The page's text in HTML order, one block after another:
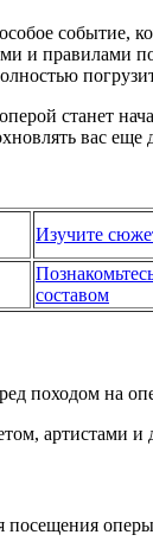
событие,
и правилами
станет
вас еще
Изучите
составом
походом на
артистами и